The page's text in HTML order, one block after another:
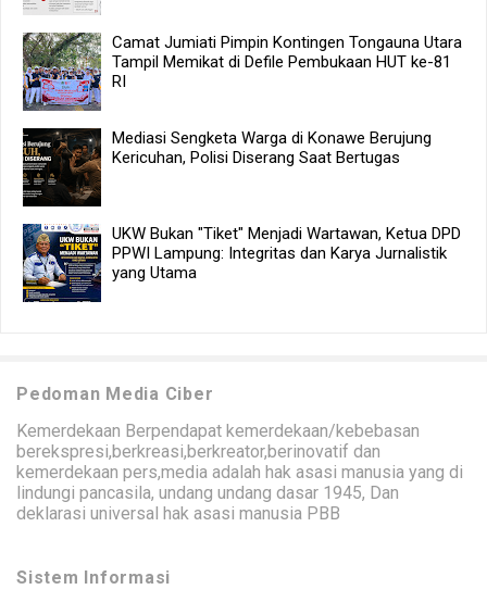
Camat Jumiati Pimpin Kontingen Tongauna Utara
Tampil Memikat di Defile Pembukaan HUT ke-81
RI
Mediasi Sengketa Warga di Konawe Berujung
Kericuhan, Polisi Diserang Saat Bertugas
UKW Bukan "Tiket" Menjadi Wartawan, Ketua DPD
PPWI Lampung: Integritas dan Karya Jurnalistik
yang Utama
Pedoman Media Ciber
Kemerdekaan Berpendapat kemerdekaan/kebebasan
berekspresi,berkreasi,berkreator,berinovatif dan
kemerdekaan pers,media adalah hak asasi manusia yang di
lindungi pancasila, undang undang dasar 1945, Dan
deklarasi universal hak asasi manusia PBB
Sistem Informasi